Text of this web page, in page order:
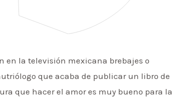
en la televisión mexicana brebajes o
que acaba de publicar un libro de
que hacer el amor es muy bueno para la